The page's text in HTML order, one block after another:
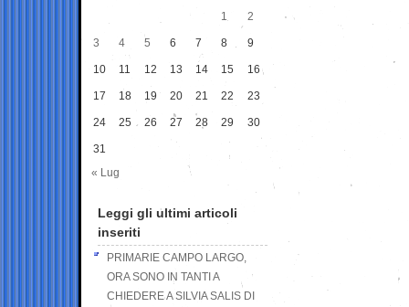
1
2
3 4 5 6 7 8 9
10 11 12 13 14 15 16
17 18 19 20 21 22 23
24 25 26 27 28 29 30
31
« Lug
Leggi gli ultimi articoli
inseriti
PRIMARIE CAMPO LARGO,
ORA SONO IN TANTI A
CHIEDERE A SILVIA SALIS DI